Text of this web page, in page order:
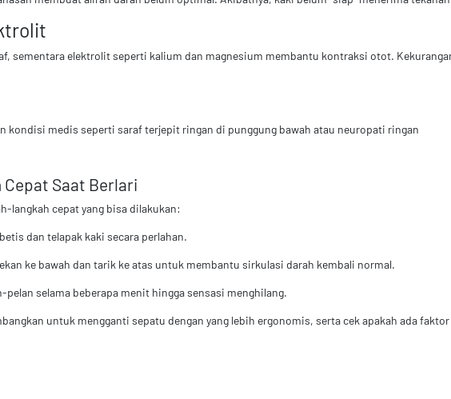
sementara elektrolit seperti kalium dan magnesium membantu kontraksi otot.
kondisi medis seperti saraf terjepit ringan di punggung bawah atau neuropati ringan
Cepat Saat Berlari
langkah cepat yang bisa dilakukan:
dan telapak kaki secara perlahan.
ke bawah dan tarik ke atas untuk membantu sirkulasi darah kembali normal.
selama beberapa menit hingga sensasi menghilang.
untuk mengganti sepatu dengan yang lebih ergonomis, serta cek apakah ada